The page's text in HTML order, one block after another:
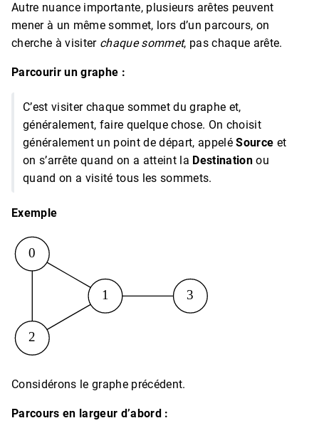
Autre nuance importante, plusieurs arêtes peuvent
mener à un même sommet, lors d’un parcours, on
cherche à visiter chaque sommet, pas chaque arête.
Parcourir un graphe :
C’est visiter chaque sommet du graphe et,
généralement, faire quelque chose. On choisit
généralement un point de départ, appeléSource et
on s’arrête quand on a atteint la Destinationou
quand on a visité tous les sommets.
Exemple
Considérons le graphe précédent.
Parcours en largeur d’abord :